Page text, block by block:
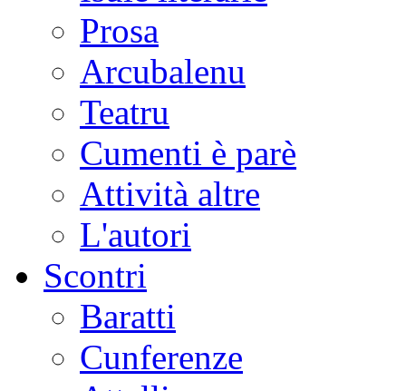
Prosa
Arcubalenu
Teatru
Cumenti è parè
Attività altre
L'autori
Scontri
Baratti
Cunferenze